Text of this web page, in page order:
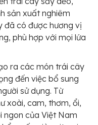
sản xuất nghiêm
đã có được hương vị
phù hợp với mọi lứa
ra các món trái cây
đến việc bổ sung
sử dụng. Từ
xoài, cam, thơm, ổi,
ngon của Việt Nam